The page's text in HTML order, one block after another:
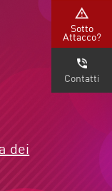
dei
Sotto
Attacco?
Contatti